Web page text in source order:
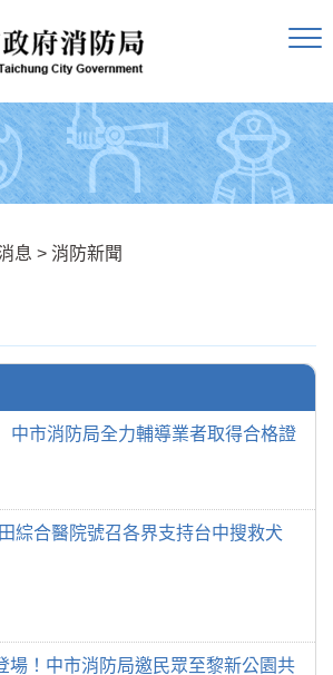
息 > 消防新聞
市消防局全力輔導業者取得合格證
綜合醫院號召各界支持台中搜救犬
場！中市消防局邀民眾至黎新公園共